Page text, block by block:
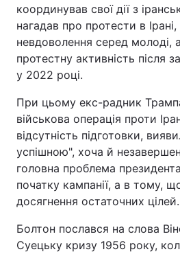
координував свої дії з
нагадав про протести в
невдоволення серед молоді,
протестну активність після
у 2022 році.
При цьому екс-радник
військова операція проти
відсутність підготовки,
успішною", хоча й
головна проблема
початку кампанії, а в тому,
досягнення остаточних цілей.
Болтон послався на слова
Суецьку кризу 1956 року,